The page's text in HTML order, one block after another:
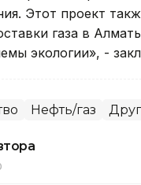
Этот проект
газа в
экологии», -
Нефть/газ